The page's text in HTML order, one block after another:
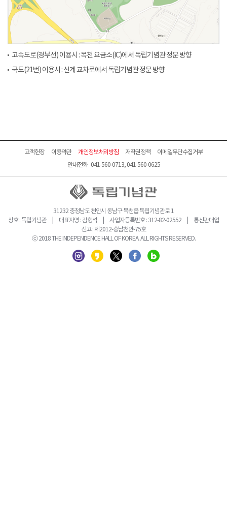
고속도로(경부선) 이용시 : 목천 요금소(IC)에서 독립기념관 정문 방향
국도(21번) 이용시 : 신계 교차로에서 독립기념관 정문 방향
고객헌장 이용약관 개인정보처리방침 저작권정책
이메일무단수집거부
안내전화 041-560-0713, 041-560-0625
31232 충청남도 천안시 동남구 목천읍 독립기념관로 1
상호 : 독립기념관 | 대표자명 : 김형석 | 사업자등록번호 : 312-82-02552 | 통신판매업
신고 : 제2012-충남천안-75호
ⓒ 2018 THE INDEPENDENCE HALL OF KOREA. ALL RIGHTS RESERVED.